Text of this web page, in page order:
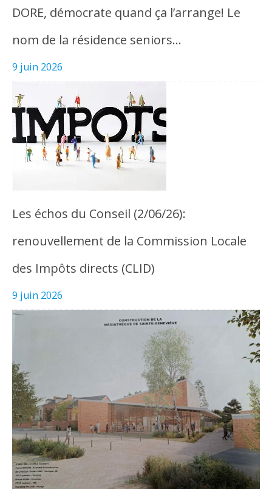
DORE, démocrate quand ça l’arrange! Le
nom de la résidence seniors…
9 juin 2026
Les échos du Conseil (2/06/26):
renouvellement de la Commission Locale
des Impôts directs (CLID)
9 juin 2026